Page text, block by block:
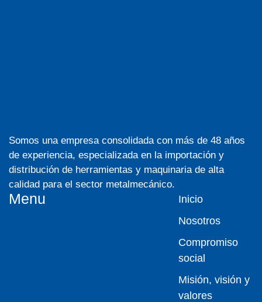
Somos una empresa consolidada con más de 48 años
de experiencia, especializada en la importación y
distribución de herramientas y maquinaria de alta
calidad para el sector metalmecánico.
Menu
Inicio
Nosotros
Compromiso
social
Misión, visión y
valores